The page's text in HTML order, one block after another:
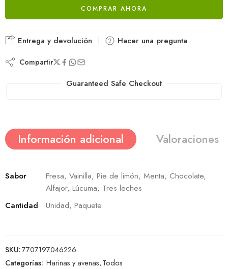
COMPRAR AHORA
Entrega y devolución Hacer una pregunta
Compartir
Guaranteed Safe Checkout
Información adicional Valoraciones
Sabor
Fresa, Vainilla, Pie de limón, Menta, Chocolate,
Alfajor, Lúcuma, Tres leches
Cantidad
Unidad, Paquete
SKU:7707197046226
Categorías: Harinas y avenas,Todos